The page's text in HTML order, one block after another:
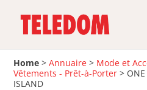
Home >Annuaire > Mode et
Vêtements - Prêt-à-Porter >
ISLAND